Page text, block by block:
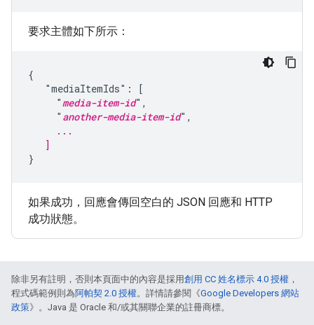
要求主體如下所示：
{
   "mediaItemIds": [
     "
media-item-id",
     "
another-media-item-id
     ...
   ]
}
如果成功，回應會傳回空白的 JSON 回應和 HTTP
成功狀態。
除非另有註明，否則本頁面中的內容是採用創用 CC 姓名標示 4.0 授權 ，
程式碼範例則為阿帕契 2.0 授權。詳情請參閱《Google Developers 網站
政策》。Java 是 Oracle 和/或其關聯企業的註冊商標。